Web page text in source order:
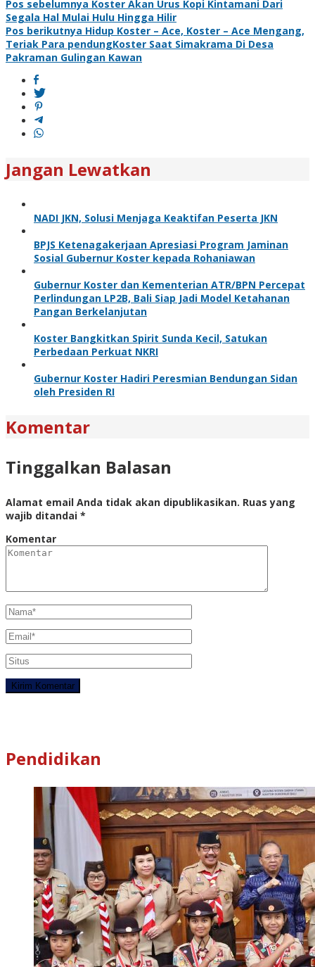
Pos sebelumnya Koster Akan Urus Kopi Kintamani Dari
Segala Hal Mulai Hulu Hingga Hilir
Pos berikutnya Hidup Koster – Ace, Koster – Ace Mengang,
Teriak Para pendungKoster Saat Simakrama Di Desa
Pakraman Gulingan Kawan
Jangan Lewatkan
NADI JKN, Solusi Menjaga Keaktifan Peserta JKN
BPJS Ketenagakerjaan Apresiasi Program Jaminan
Sosial Gubernur Koster kepada Rohaniawan
Gubernur Koster dan Kementerian ATR/BPN Percepat
Perlindungan LP2B, Bali Siap Jadi Model Ketahanan
Pangan Berkelanjutan
Koster Bangkitkan Spirit Sunda Kecil, Satukan
Perbedaan Perkuat NKRI
Gubernur Koster Hadiri Peresmian Bendungan Sidan
oleh Presiden RI
Komentar
Tinggalkan Balasan
Alamat email Anda tidak akan dipublikasikan. Ruas yang
wajib ditandai *
Komentar
Pendidikan